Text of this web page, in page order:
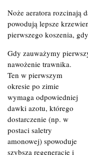
Noże aeratora rozcinają
powodują lepsze
pierwszego koszenia,
Gdy zauważymy
nawożenie trawnika.
Ten w pierwszym
okresie po zimie
wymaga odpowiedniej
dawki azotu, którego
dostarczenie (np. w
postaci saletry
amonowej) spowoduje
szybszą regenerację i